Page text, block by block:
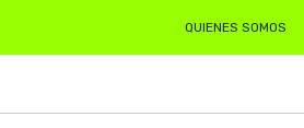
QUIENES SOMOS